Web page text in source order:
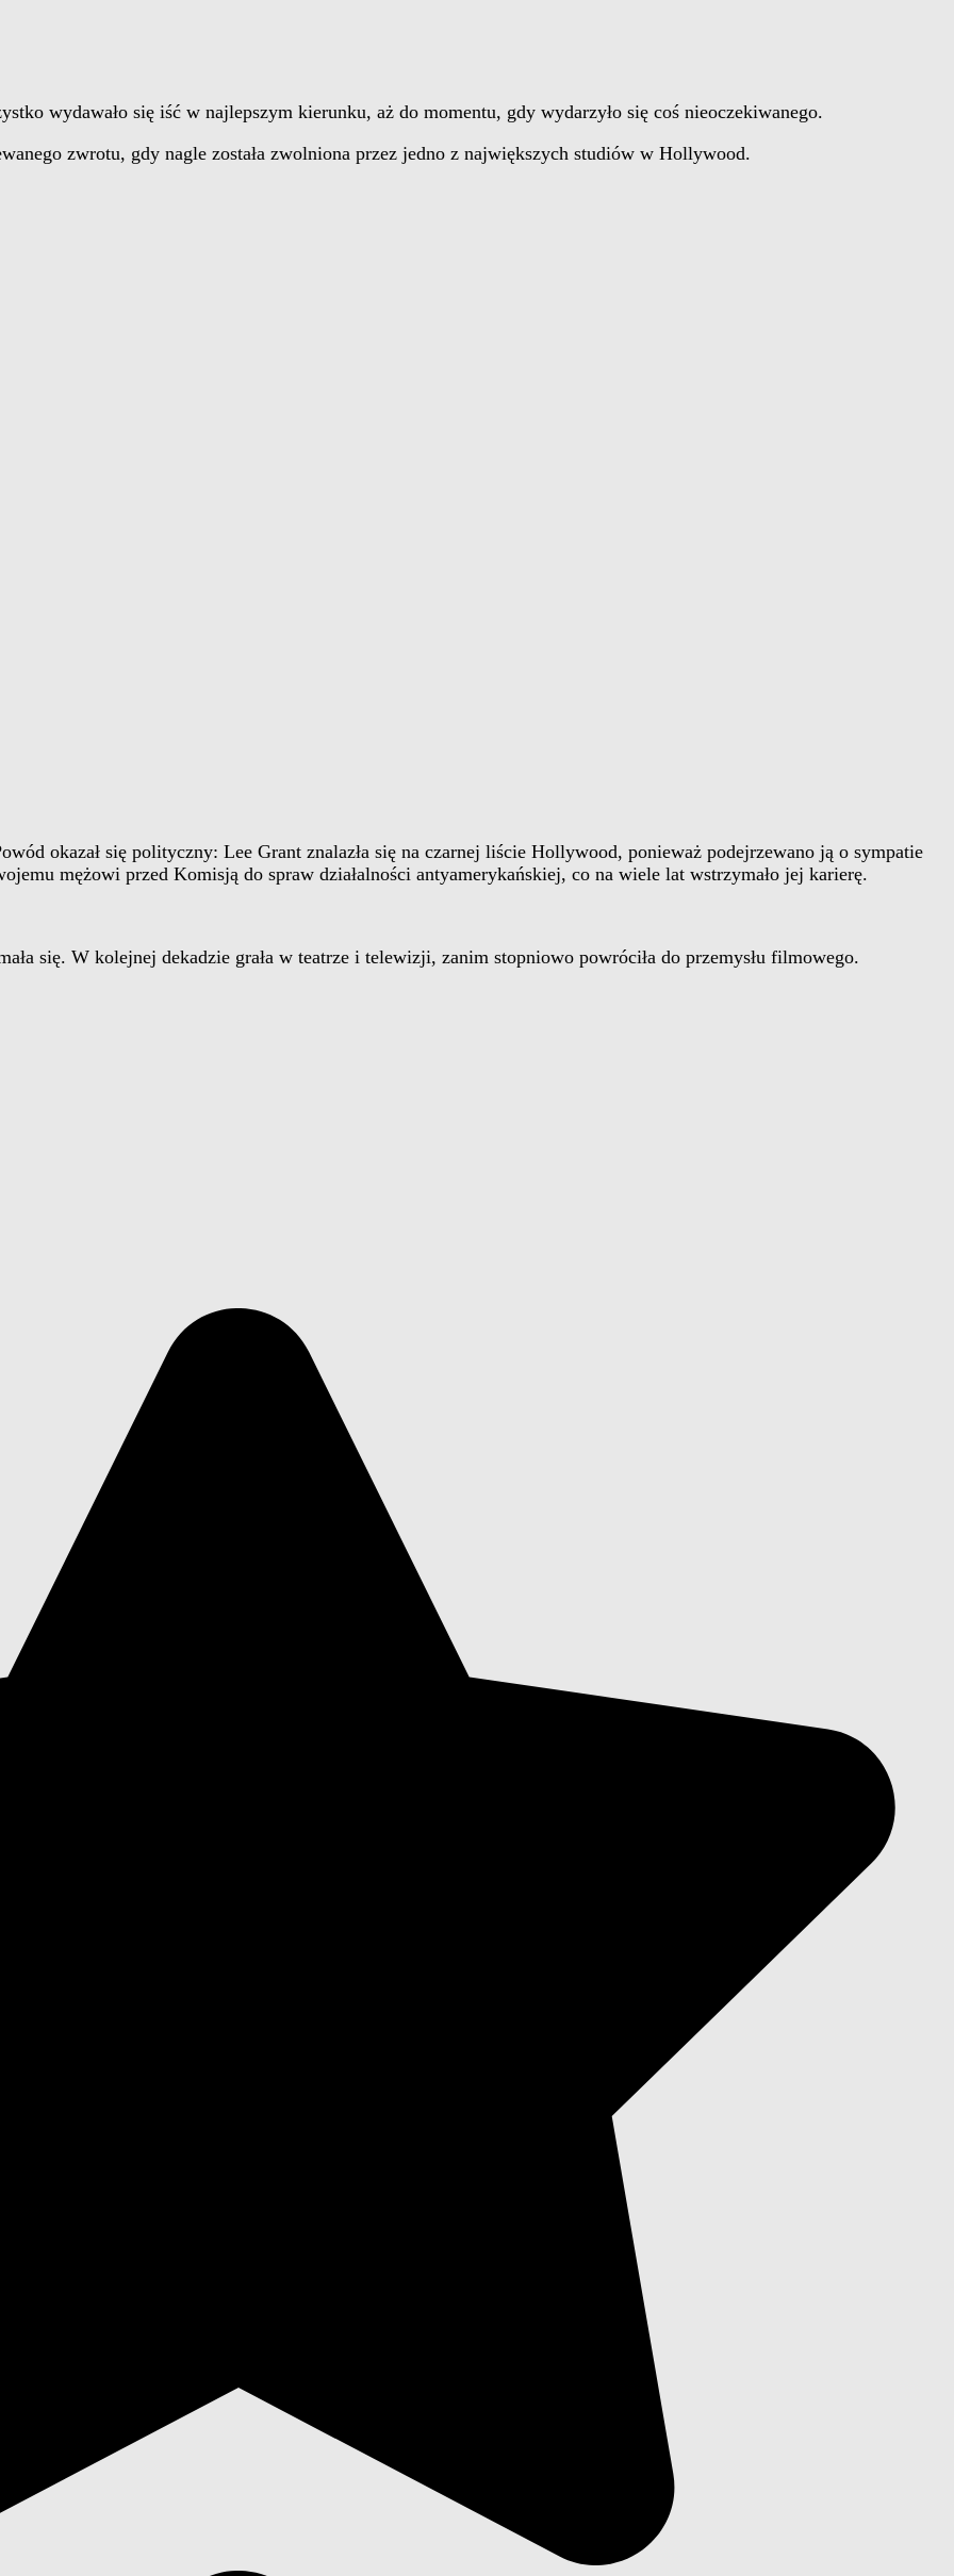
wydawało się iść w najlepszym kierunku, aż do momentu, gdy wydarzyło się coś nieoczekiwanego.
zwrotu, gdy nagle została zwolniona przez jedno z największych studiów w Hollywood.
okazał się polityczny: Lee Grant znalazła się na czarnej liście Hollywood, ponieważ podejrzewano ją o sympatie
mężowi przed Komisją do spraw działalności antyamerykańskiej, co na wiele lat wstrzymało jej karierę.
się. W kolejnej dekadzie grała w teatrze i telewizji, zanim stopniowo powróciła do przemysłu filmowego.